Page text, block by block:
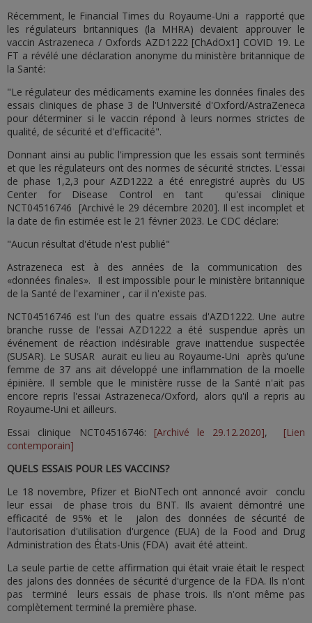
Récemment, le Financial Times du Royaume-Uni a rapporté que
les régulateurs britanniques (la MHRA) devaient approuver le
vaccin Astrazeneca / Oxfords AZD1222 [ChAdOx1] COVID 19. Le
FT a révélé une déclaration anonyme du ministère britannique de
la Santé:
"Le régulateur des médicaments examine les données finales des
essais cliniques de phase 3 de l'Université d'Oxford/AstraZeneca
pour déterminer si le vaccin répond à leurs normes strictes de
qualité, de sécurité et d'efficacité".
Donnant ainsi au public l'impression que les essais sont terminés
et que les régulateurs ont des normes de sécurité strictes. L'essai
de phase 1,2,3 pour AZD1222 a été enregistré auprès du US
Center for Disease Control en tant qu'essai clinique
NCT04516746 [Archivé le 29 décembre 2020]. Il est incomplet et
la date de fin estimée est le 21 février 2023. Le CDC déclare:
"Aucun résultat d'étude n'est publié"
Astrazeneca est à des années de la communication des
«données finales». Il est impossible pour le ministère britannique
de la Santé de l'examiner , car il n'existe pas.
NCT04516746 est l'un des quatre essais d'AZD1222. Une autre
branche russe de l'essai AZD1222 a été suspendue après un
événement de réaction indésirable grave inattendue suspectée
(SUSAR). Le SUSAR aurait eu lieu au Royaume-Uni après qu'une
femme de 37 ans ait développé une inflammation de la moelle
épinière. Il semble que le ministère russe de la Santé n'ait pas
encore repris l'essai Astrazeneca/Oxford, alors qu'il a repris au
Royaume-Uni et ailleurs.
Essai clinique NCT04516746: [Archivé le 29.12.2020], [Lien
contemporain]
QUELS ESSAIS POUR LES VACCINS?
Le 18 novembre, Pfizer et BioNTech ont annoncé avoir conclu
leur essai de phase trois du BNT. Ils avaient démontré une
efficacité de 95% et le jalon des données de sécurité de
l'autorisation d'utilisation d'urgence (EUA) de la Food and Drug
Administration des États-Unis (FDA) avait été atteint.
La seule partie de cette affirmation qui était vraie était le respect
des jalons des données de sécurité d'urgence de la FDA. Ils n'ont
pas terminé leurs essais de phase trois. Ils n'ont même pas
complètement terminé la première phase.